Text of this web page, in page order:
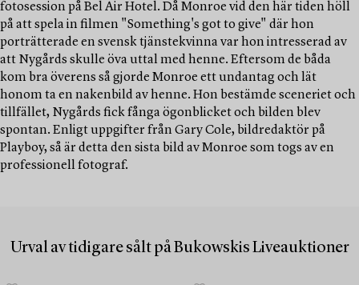
fotosession på Bel Air Hotel. Då Monroe vid den här tiden höll
på att spela in filmen "Something's got to give" där hon
porträtterade en svensk tjänstekvinna var hon intresserad av
att Nygårds skulle öva uttal med henne. Eftersom de båda
kom bra överens så gjorde Monroe ett undantag och lät
honom ta en nakenbild av henne. Hon bestämde sceneriet och
tillfället, Nygårds fick fånga ögonblicket och bilden blev
spontan. Enligt uppgifter från Gary Cole, bildredaktör på
Playboy, så är detta den sista bild av Monroe som togs av en
professionell fotograf.
Urval av tidigare sålt på Bukowskis Liveauktioner